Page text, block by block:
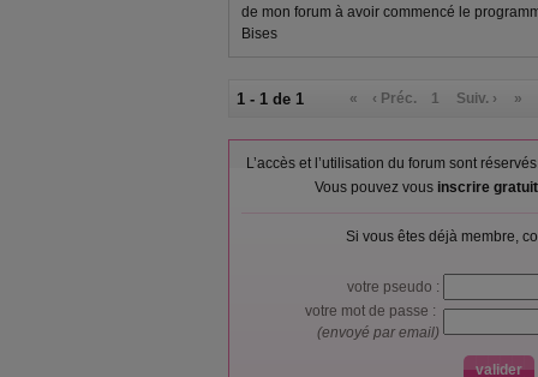
de mon forum à avoir commencé le
Bises
1 - 1 de 1 « ‹ Préc. 1 Suiv. › »
L’accès et l’utilisation du forum sont
Vous pouvez vous inscrire
Si vous êtes déjà membre,
votre pseudo :
votre mot de passe :
(envoyé par email)